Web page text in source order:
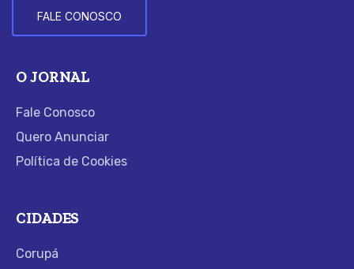
FALE CONOSCO
O JORNAL
Fale Conosco
Quero Anunciar
Política de Cookies
CIDADES
Corupá